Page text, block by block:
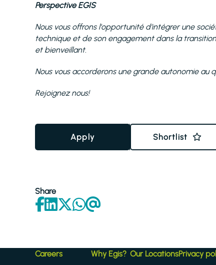
Perspective EGIS
Nous vous offrons l'opportunité d'intégrer une
technique et de son engagement dans la
et bienveillant.
Nous vous accorderons une grande autonomie
Rejoignez nous!
Apply Shortlist
Share
Careers Why Egis? Our LocationsPrivacy